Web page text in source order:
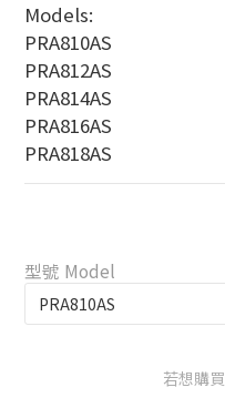
Models:
PRA810AS
PRA812AS
PRA814AS
PRA816AS
PRA818AS
型號 Model
若想購